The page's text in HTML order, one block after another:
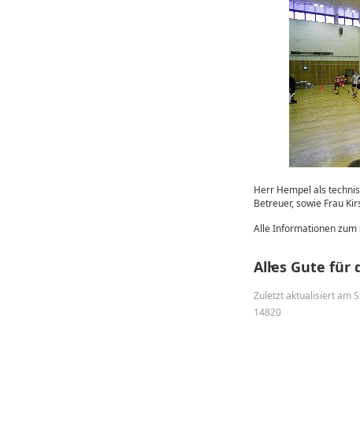
Herr Hempel als
Betreuer, sowie Frau
Alle Informationen zum
Alles Gute für
Zuletzt aktualisiert am
14820